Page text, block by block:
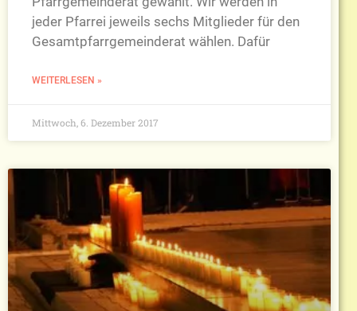
jeder Pfarrei jeweils sechs Mitglieder für den
Gesamtpfarrgemeinderat wählen. Dafür
WEITERLESEN »
Mittwoch, 6. Dezember 2017